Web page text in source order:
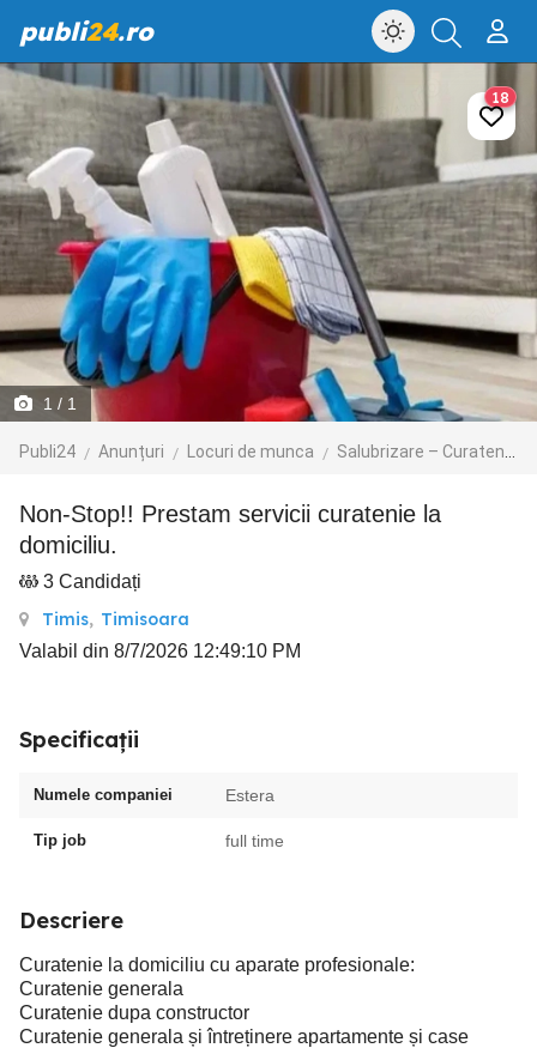
publi24.ro
1 / 1
Publi24 Anunțuri Locuri de munca Salubrizare – Curatenie – Dezinsectie
18
Non-Stop!! Prestam servicii curatenie la
domiciliu.
3 Candidați
Timis, Timisoara
Valabil din 8/7/2026 12:49:10 PM
Specificații
Numele companiei Estera
Tip job full time
Descriere
Curatenie la domiciliu cu aparate profesionale:
Curatenie generala
Curatenie dupa constructor
Curatenie generala și întreținere apartamente și case